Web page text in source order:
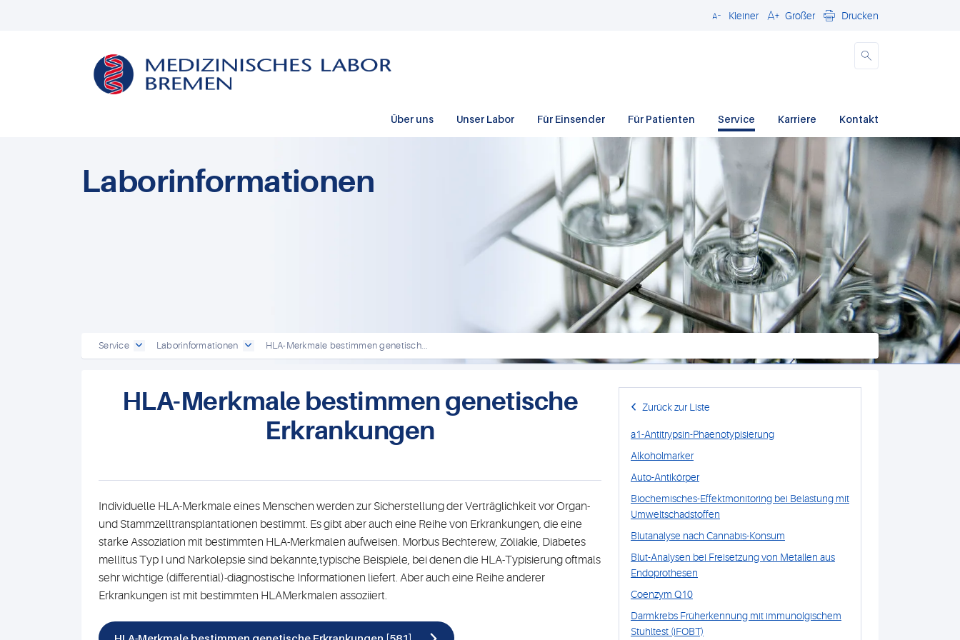
Schließen
Kleiner Größer Drucken
Über uns Unser Labor Für Einsender Für Patienten Service Karriere Kontakt
Laborinformationen
Service Laborinformationen HLA-Merkmale bestimmen genetisch...
Zurück zur Liste
a1-Antitrypsin-Phaenotypisierung
Alkoholmarker
Auto-Antikörper
Biochemisches-Effektmonitoring bei Belastung mit
Umweltschadstoffen
Blutanalyse nach Cannabis-Konsum
Blut-Analysen bei Freisetzung von Metallen aus
Endoprothesen
Coenzym Q10
Darmkrebs Früherkennung mit immunolgischem
Stuhltest (iFOBT)
HLA-Merkmale bestimmen genetische
Erkrankungen
Individuelle HLA-Merkmale eines Menschen werden zur Sicherstellung der Verträglichkeit vor Organ-
und Stammzelltransplantationen bestimmt. Es gibt aber auch eine Reihe von Erkrankungen, die eine
starke Assoziation mit bestimmten HLA-Merkmalen aufweisen. Morbus Bechterew, Zöliakie, Diabetes
mellitus Typ I und Narkolepsie sind bekannte,typische Beispiele, bei denen die HLA-Typisierung oftmals
sehr wichtige (differential)-diagnostische Informationen liefert. Aber auch eine Reihe anderer
Erkrankungen ist mit bestimmten HLAMerkmalen assoziiert.